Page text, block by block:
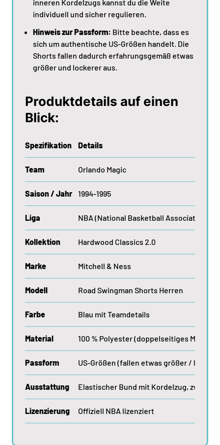
inneren Kordelzugs kannst du die Weite
individuell und sicher regulieren.
Hinweis zur Passform: Bitte beachte, dass es
sich um authentische US-Größen handelt. Die
Shorts fallen dadurch erfahrungsgemäß etwas
größer und lockerer aus.
Produktdetails auf einen
Blick:
Spezifikation Details
Team Orlando Magic
Saison / Jahr 1994-1995
Liga NBA (National Basketball Association)
Kollektion Hardwood Classics 2.0
Marke Mitchell & Ness
Modell Road Swingman Shorts Herren
Farbe Blau mit Teamdetails
Material 100 % Polyester (doppelseitiges Mesh)
Passform US-Größen (fallen etwas größer /
Ausstattung Elastischer Bund mit Kordelzug, zwei
Lizenzierung Offiziell NBA lizenziert